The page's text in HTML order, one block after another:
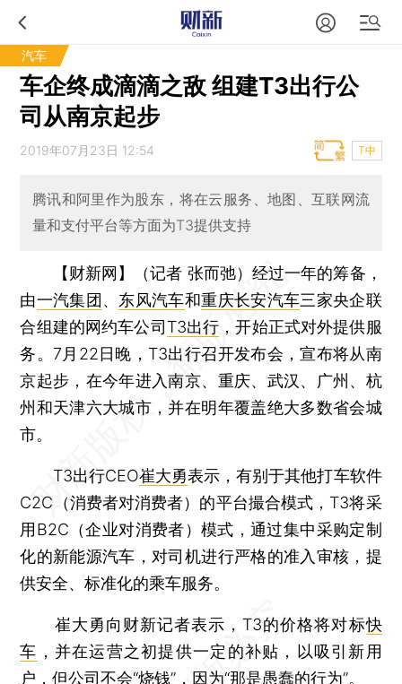
汽车
车企终成滴滴之敌 组建T3出行公
司从南京起步
2019年07月23日 12:54 T中
腾讯和阿里作为股东，将在云服务、地图、互联网流
量和支付平台等方面为T3提供支持
【财新网】（记者 张而弛） 经过一年的筹备，
由一汽集团 、 东风汽车和重庆长安汽车三家央企联
合组建的网约车公司 T3出行 ，开始正式对外提供服
务。7月22日晚，T3出行召开发布会，宣布将从南
京起步，在今年进入南京、重庆、武汉、广州、杭
州和天津六大城市，并在明年覆盖绝大多数省会城
市。
T3出行CEO崔大勇表示，有别于其他打车软件
C2C（消费者对消费者）的平台撮合模式，T3将采
用B2C（企业对消费者）模式，通过集中采购定制
化的新能源汽车，对司机进行严格的准入审核，提
供安全、标准化的乘车服务。
崔大勇向财新记者表示，T3的价格将对标快
车 ，并在运营之初提供一定的补贴，以吸引新用
户，但公司不会“烧钱”，因为“那是愚蠢的行为”。